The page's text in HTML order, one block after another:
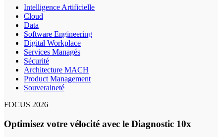
Intelligence Artificielle
Cloud
Data
Software Engineering
Digital Workplace
Services Managés
Sécurité
Architecture MACH
Product Management
Souveraineté
FOCUS 2026
Optimisez votre vélocité avec le Diagnostic 10x